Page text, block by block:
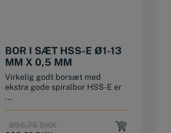
BOR I SÆT HSS-E Ø1-13
MM X 0,5 MM
Virkelig godt borsæt med
ekstra gode spiralbor HSS-E er
...
898,75DKKOriginal
Current